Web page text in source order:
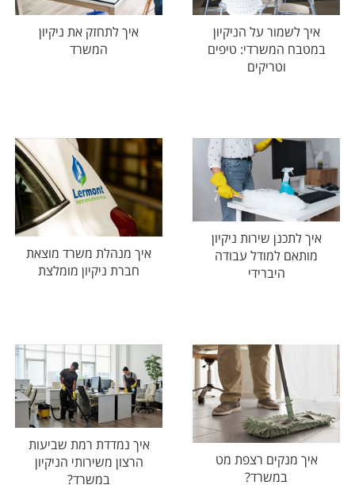
איך לשמור על הניקיון
במטבח המשרדי: טיפים
וטריקים
איך לתחזק את ניקיון
המשרד
איך לתכנן שירות ניקיון
מותאם למודל עבודה
היברידי
איך מנהלת משרד מוצאת
חברת ניקיון מומלצת
איך מנקים רצפת מט
במשרד?
איך נמדדת רמת שביעות
הרצון משירותי הניקיון
במשרד?